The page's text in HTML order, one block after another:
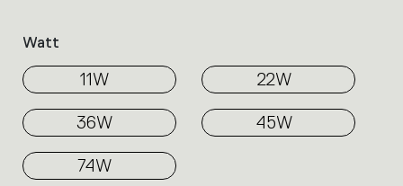
Watt
11W 22W
36W 45W
74W